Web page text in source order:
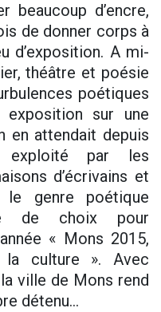
d’encre,
de donner corps à
d’exposition. A mi-
théâtre et poésie
poétiques
sur une
en attendait depuis
exploité par les
d’écrivains et
genre poétique
de choix pour
« Mons 2015,
la culture ». Avec
ville de Mons rend
détenu...